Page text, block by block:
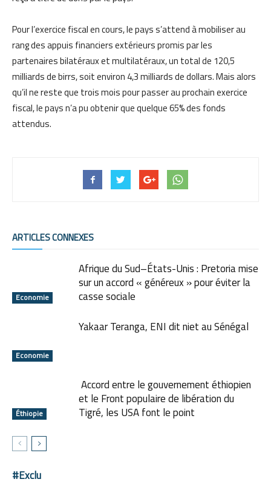
Pour l’exercice fiscal en cours, le pays s’attend à mobiliser au
rang des appuis financiers extérieurs promis par les
partenaires bilatéraux et multilatéraux, un total de 120,5
milliards de birrs, soit environ 4,3 milliards de dollars. Mais alors
qu’il ne reste que trois mois pour passer au prochain exercice
fiscal, le pays n’a pu obtenir que quelque 65% des fonds
attendus.
ARTICLES CONNEXES
Economie
Afrique du Sud–États-Unis : Pretoria mise
sur un accord « généreux » pour éviter la
casse sociale
Economie
Yakaar Teranga, ENI dit niet au Sénégal
Éthiopie
Accord entre le gouvernement éthiopien
et le Front populaire de libération du
Tigré, les USA font le point
#Exclu